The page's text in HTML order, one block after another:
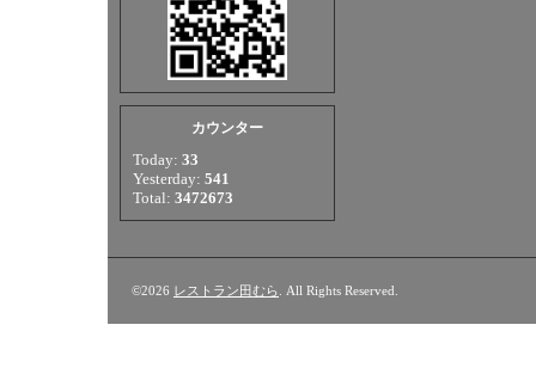
カウンター
Today: 33
Yesterday: 541
Total: 3472673
©2026 レストラン田むら . All Rights Reserved.